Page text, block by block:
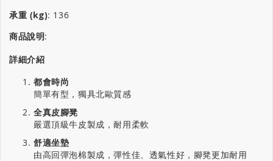
承重 (kg): 136
商品說明:
詳細介紹
都會時尚
簡單有型，獨具北歐質感
全真皮腳凳
嚴選頂級牛皮製成，耐用柔軟
舒適坐墊
由高回彈泡棉製成，彈性佳、透氣性好，腳凳更加耐用